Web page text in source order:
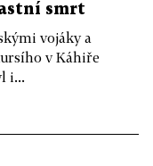
smrt
vojáky a
v Káhiře
i...